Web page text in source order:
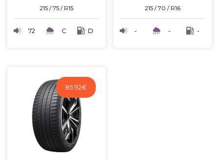
215 / 75 / R15
72 C D
215 / 70 / R16
- - -
85.92€